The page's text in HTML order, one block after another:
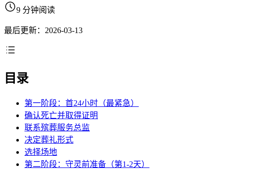
9 分钟阅读
最后更新：2026-03-13
目录
第一阶段：首24小时（最紧急）
确认死亡并取得证明
联系殡葬服务总监
决定葬礼形式
选择场地
第二阶段：守灵前准备（第1-2天）